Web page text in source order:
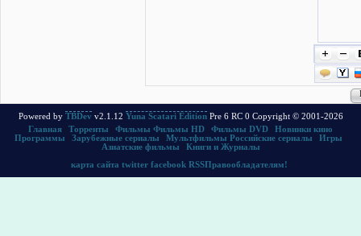
Powered by TBDev v2.1.12 Yuna Scatari EditionPre 6 RC 0 Copyright © 2001-2026
Главная
Торренты Фильмы Фильмы HD Фильмы DVD
Новинки кино
Программы
Зарубежные сериалы Мультфильмы Российские сериалы Игры
Азиатские фильмы
Книги и Журналы
карта сайта twitter facebook RSSПравообладателям!